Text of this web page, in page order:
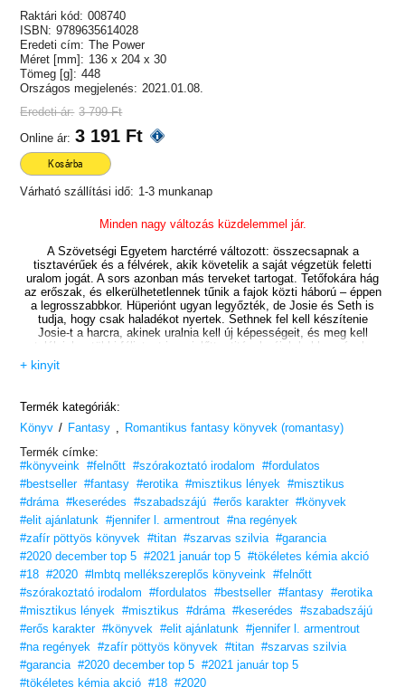
Raktári kód: 008740
ISBN: 9789635614028
Eredeti cím: The Power
Méret [mm]: 136 x 204 x 30
Tömeg [g]: 448
Országos megjelenés: 2021.01.08.
Eredeti ár: 3 799 Ft
Online ár: 3 191 Ft
Kosárba
Várható szállítási idő: 1-3 munkanap
Minden nagy változás küzdelemmel jár.
A Szövetségi Egyetem harctérré változott: összecsapnak a
tisztavérűek és a félvérek, akik követelik a saját végzetük feletti
uralom jogát. A sors azonban más terveket tartogat. Tetőfokára hág
az erőszak, és elkerülhetetlennek tűnik a fajok közti háború – éppen
a legrosszabbkor. Hüperiónt ugyan legyőzték, de Josie és Seth is
tudja, hogy csak haladékot nyertek. Sethnek fel kell készítenie
Josie-t a harcra, akinek uralnia kell új képességeit, és meg kell
találniuk a többi félistent is, mielőtt a titánok rájuk bukkannának.
Az istenek azonban még náluk is nagyobb fenyegetéstől tartanak.
Egy csordányi kiéhezett titánnál csak egy fékevesztett apollüón
veszélyesebb. A Josie-ban rejlő aether erősen vonzza Sethet. Mikor
a vágy és a szerelem utat ad a hatalomnak, tudja, hogy Josie
de Josie elengedéséhez olyan önzetlenségre van szükség, ami nem
Seth stílusa. A múlt ösvénye a jövő útjává válik. A titánveszély
pusztító következményekkel jár, és a hatalom sötét csábítása ismét
befonja Sethet. Josie ezúttal talán nem tudja őt visszatartani.
Hatalom és szerelem harca. Éld át az izgalmait!
„A hatalom teljesen kifacsart! Az adrenalinszintem még mindig az
egeket
verte az utolsó néhány jelenet után, egyre csak törölgettem a
könnyeimet,
és csak nem akart elmúlni a szívfájdalom, a félelem és az idegesség
sem!”
– Star-crossed Book Blog –
„Minden egyes kötet után egyre jobban szeretem az írónőt.
Valahányszor belekezdek egy könyvébe, megszűnik az idő. Eléri,
+ kinyit
Termék kategóriák:
Könyv / Fantasy
Romantikus fantasy könyvek (romantasy)
Termék címke:
#könyveink #felnőtt #szórakoztató irodalom
#fordulatos
#bestseller #fantasy #erotika #misztikus lények #misztikus
#dráma #keserédes #szabadszájú #erős karakter #könyvek
#elit ajánlatunk #jennifer l. armentrout #na regények
#zafír pöttyös könyvek #titan #szarvas szilvia #garancia
#2020 december top 5 #2021 január top 5 #tökéletes kémia akció
#18 #2020 #lmbtq mellékszereplős könyveink #felnőtt
#szórakoztató irodalom
#fordulatos #bestseller #fantasy #erotika
#misztikus lények #misztikus #dráma #keserédes
#szabadszájú
#erős karakter #könyvek #elit ajánlatunk #jennifer l. armentrout
#na regények #zafír pöttyös könyvek #titan #szarvas szilvia
#garancia #2020 december top 5 #2021 január top 5
#tökéletes kémia akció #18 #2020